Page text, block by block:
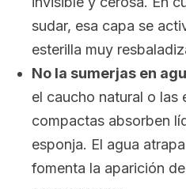
sudar, esa capa se
esterilla muy
No la sumerjas en
el caucho natural o las
compactas absorben
esponja. El agua
fomenta la aparición